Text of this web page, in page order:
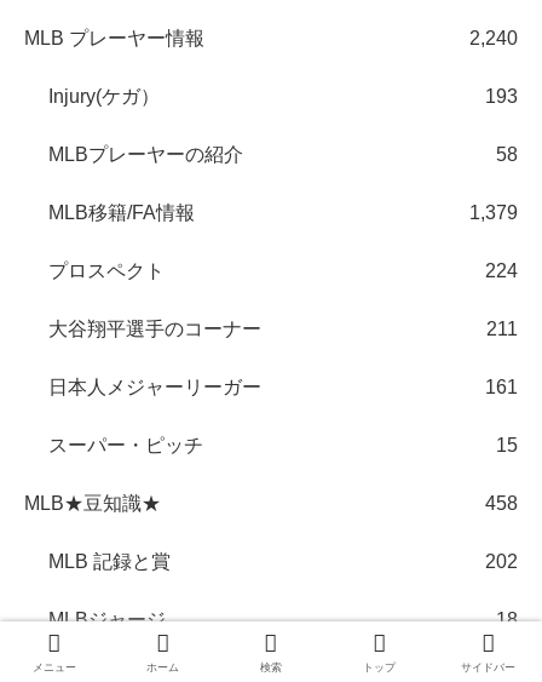
MLB プレーヤー情報 2,240
Injury(ケガ） 193
MLBプレーヤーの紹介 58
MLB移籍/FA情報 1,379
プロスペクト 224
大谷翔平選手のコーナー 211
日本人メジャーリーガー 161
スーパー・ピッチ 15
MLB★豆知識★ 458
MLB 記録と賞 202
MLBジャージ 18
MLBスタジアム 35
メニュー ホーム 検索 トップ サイドバー